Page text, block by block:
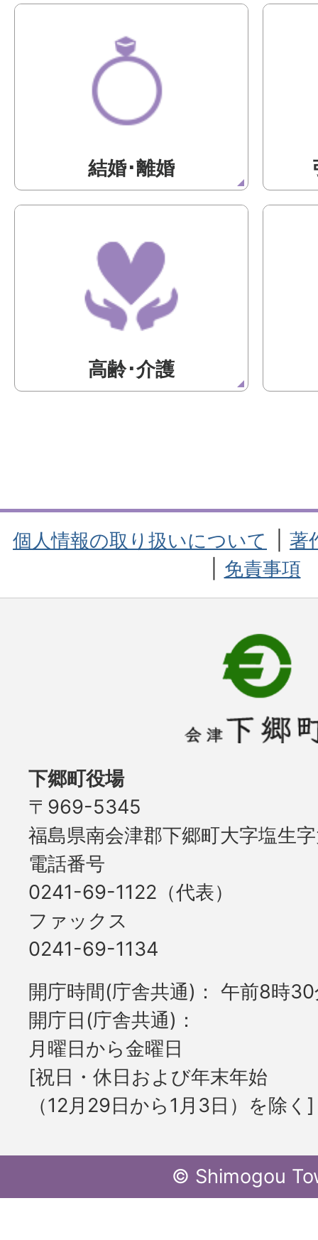
結婚･離婚
高齢･介護
個人情報の取り扱いについて
著
免責事項
下郷町役場
〒969-5345
福島県南会津郡下郷町大字塩生
電話番号
0241-69-1122（代表）
ファックス
0241-69-1134
開庁時間(庁舎共通)
午前8時
開庁日(庁舎共通)
月曜日から金曜日
[祝日・休日および年末年始
（12月29日から1月3日）を除く]
© Shimogou